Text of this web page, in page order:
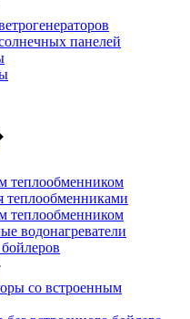
панелей
теплообменником
теплообменниками
теплообменником
водонагреватели
со встроенным